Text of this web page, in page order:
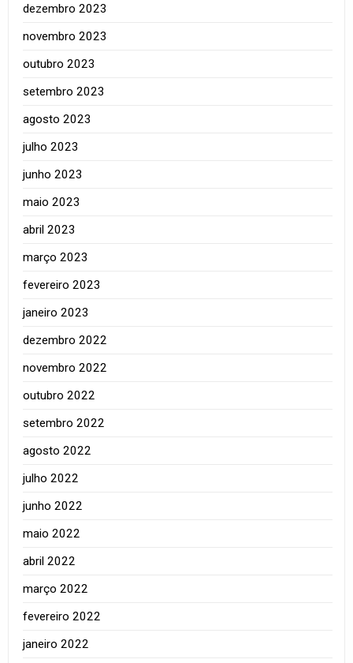
dezembro 2023
novembro 2023
outubro 2023
setembro 2023
agosto 2023
julho 2023
junho 2023
maio 2023
abril 2023
março 2023
fevereiro 2023
janeiro 2023
dezembro 2022
novembro 2022
outubro 2022
setembro 2022
agosto 2022
julho 2022
junho 2022
maio 2022
abril 2022
março 2022
fevereiro 2022
janeiro 2022